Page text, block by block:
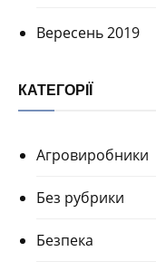
Вересень 2019
КАТЕГОРІЇ
Агровиробники
Без рубрики
Безпека